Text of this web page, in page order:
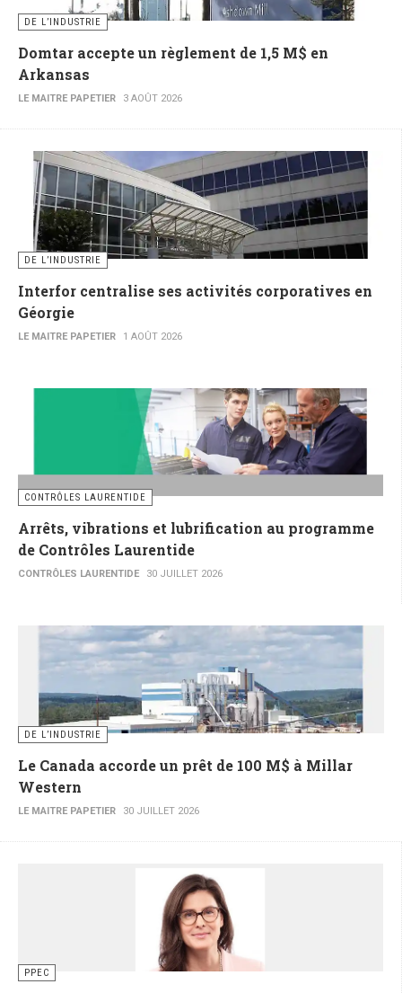
DE L’INDUSTRIE
Domtar accepte un règlement de 1,5 M$ en
Arkansas
LE MAITRE PAPETIER 3 AOÛT 2026
DE L’INDUSTRIE
Interfor centralise ses activités corporatives en
Géorgie
LE MAITRE PAPETIER 1 AOÛT 2026
CONTRÔLES LAURENTIDE
Arrêts, vibrations et lubrification au programme
de Contrôles Laurentide
CONTRÔLES LAURENTIDE 30 JUILLET 2026
DE L’INDUSTRIE
Le Canada accorde un prêt de 100 M$ à Millar
Western
LE MAITRE PAPETIER 30 JUILLET 2026
PPEC